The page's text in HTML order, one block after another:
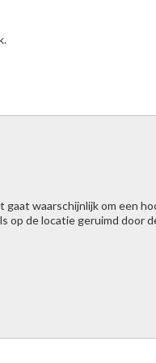
vogel van hobbyhouder
gaat waarschijnlijk om een
op de locatie geruimd door